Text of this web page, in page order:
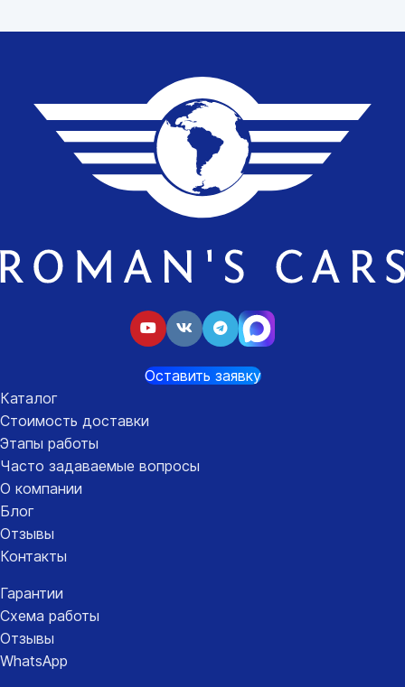
Оставить заявку
Каталог
Стоимость доставки
Этапы работы
Часто задаваемые вопросы
О компании
Блог
Отзывы
Контакты
Гарантии
Схема работы
Отзывы
WhatsApp